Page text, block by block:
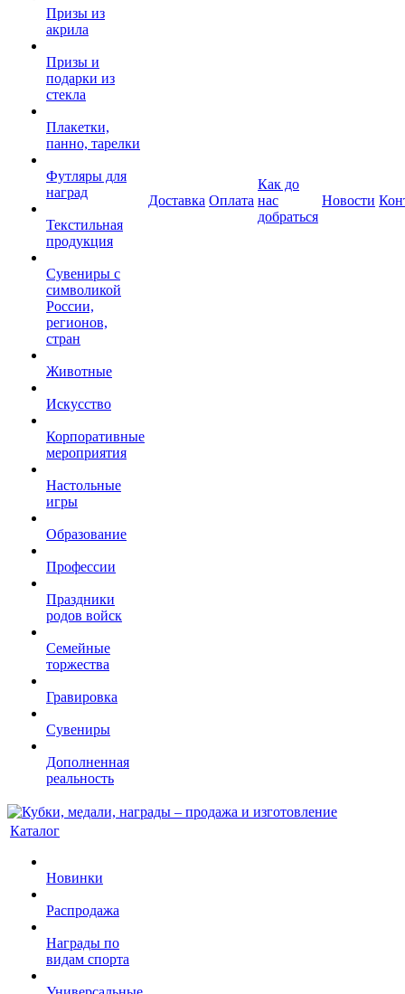
Призы из
акрила
Призы и
подарки из
стекла
Плакетки,
панно, тарелки
Футляры для
наград
Текстильная
продукция
Сувениры с
символикой
России,
регионов,
стран
Животные
Искусство
Корпоративные
мероприятия
Настольные
игры
Образование
Профессии
Праздники
родов войск
Семейные
торжества
Гравировка
Сувениры
Дополненная
реальность
Доставка Оплата
Как до
нас
добраться
Новости
Каталог
Новинки
Распродажа
Награды по
видам спорта